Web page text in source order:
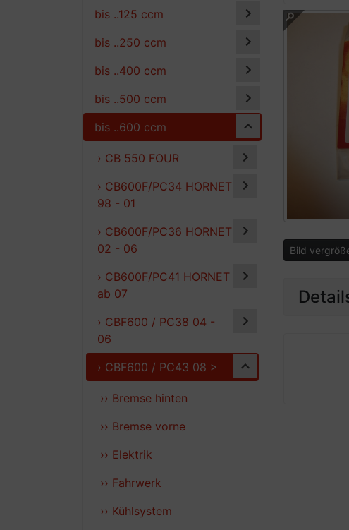
bis ..125 ccm
bis ..250 ccm
bis ..400 ccm
bis ..500 ccm
bis ..600 ccm
› CB 550 FOUR
› CB600F/PC34 HORNET
98 - 01
› CB600F/PC36 HORNET
02 - 06
› CB600F/PC41 HORNET
ab 07
› CBF600 / PC38 04 -
06
› CBF600 / PC43 08 >
›› Bremse hinten
›› Bremse vorne
›› Elektrik
›› Fahrwerk
›› Kühlsystem
Bild